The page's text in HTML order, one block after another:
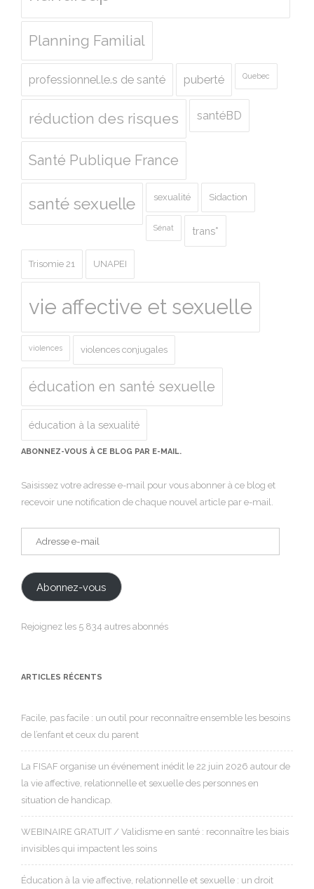
Planning Familial
professionnel.le.s de santé puberté Quebec
réduction des risques santéBD
Santé Publique France
santé sexuelle sexualité Sidaction
Sénat trans*
Trisomie 21 UNAPEI
vie affective et sexuelle
violences violences conjugales
éducation en santé sexuelle
éducation à la sexualité
ABONNEZ-VOUS À CE BLOG PAR E-MAIL.
Saisissez votre adresse e-mail pour vous abonner à ce blog et
recevoir une notification de chaque nouvel article par e-mail.
Abonnez-vous
Rejoignez les 5 834 autres abonnés
ARTICLES RÉCENTS
Facile, pas facile : un outil pour reconnaître ensemble les besoins
de l’enfant et ceux du parent
La FISAF organise un événement inédit le 22 juin 2026 autour de
la vie affective, relationnelle et sexuelle des personnes en
situation de handicap.
WEBINAIRE GRATUIT / Validisme en santé : reconnaître les biais
invisibles qui impactent les soins
Éducation à la vie affective, relationnelle et sexuelle : un droit